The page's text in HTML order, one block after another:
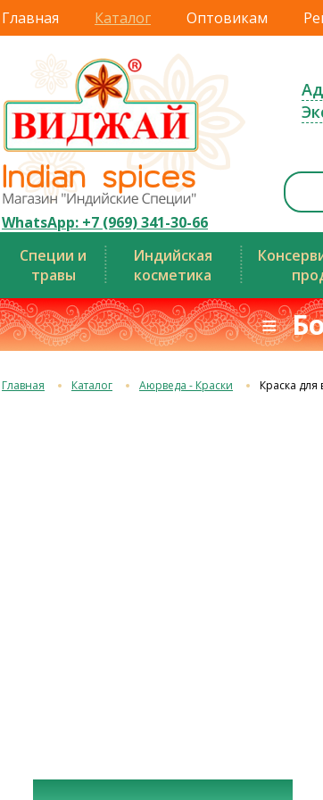
Главная Каталог Оптовикам
WhatsApp: +7 (969) 341-30-66
Специи и
травы
Индийская
косметика
≡
Главная Каталог Аюрведа - Краски Краска для